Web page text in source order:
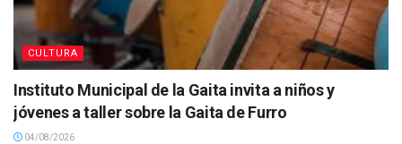
CULTURA
Instituto Municipal de la Gaita invita a niños y
jóvenes a taller sobre la Gaita de Furro
04/08/2026